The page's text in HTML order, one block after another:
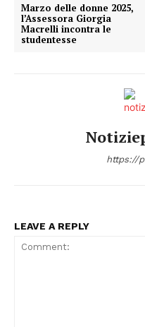
Marzo delle donne 2025,
l’Assessora Giorgia
Macrelli incontra le
studentesse
https://
LEAVE A REPLY